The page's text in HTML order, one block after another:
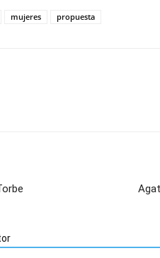
mujeres propuesta